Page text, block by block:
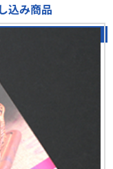
込み商品